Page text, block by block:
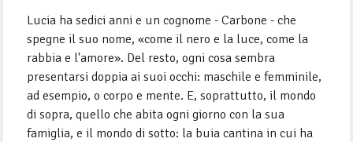
Lucia ha sedici anni e un cognome - Carbone - che
spegne il suo nome, «come il nero e la luce, come la
rabbia e l'amore». Del resto, ogni cosa sembra
presentarsi doppia ai suoi occhi: maschile e femminile,
ad esempio, o corpo e mente. E, soprattutto, il mondo
di sopra, quello che abita ogni giorno con la sua
famiglia, e il mondo di sotto: la buia cantina in cui ha